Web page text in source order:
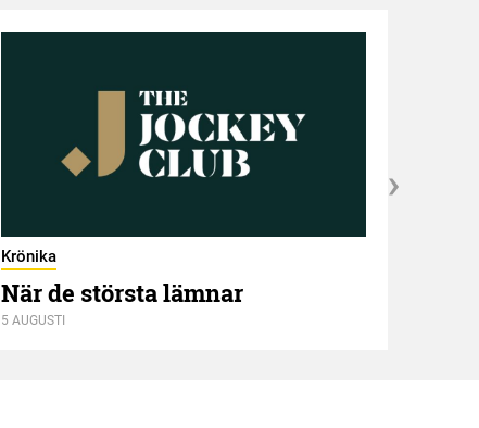
Krönika
När de största lämnar
5 AUGUSTI